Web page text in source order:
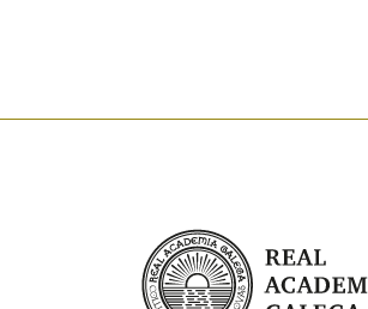
usuarios poderán exercer o
connosco.
Lin e acepto as
Real Academia Galega